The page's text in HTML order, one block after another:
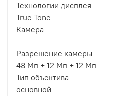
Технологии дисплея
True Tone
Камера
Разрешение камеры
48 Мп + 12 Мп + 12 Мп
Тип объектива
основной